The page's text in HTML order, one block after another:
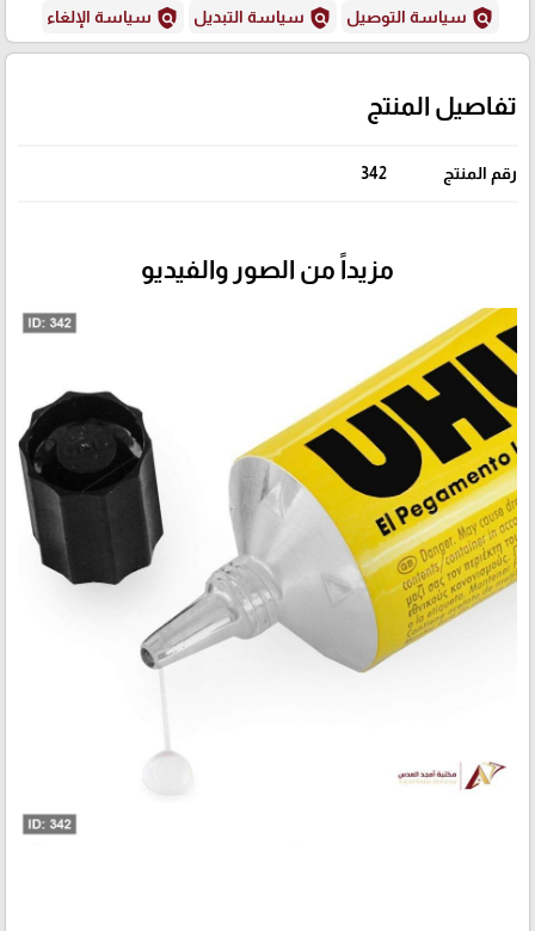
policy سياسة التوصيل policy سياسة التبديل policy سياسة الإلغاء
تفاصيل المنتج
رقم المنتج 342
مزيداً من الصور والفيديو